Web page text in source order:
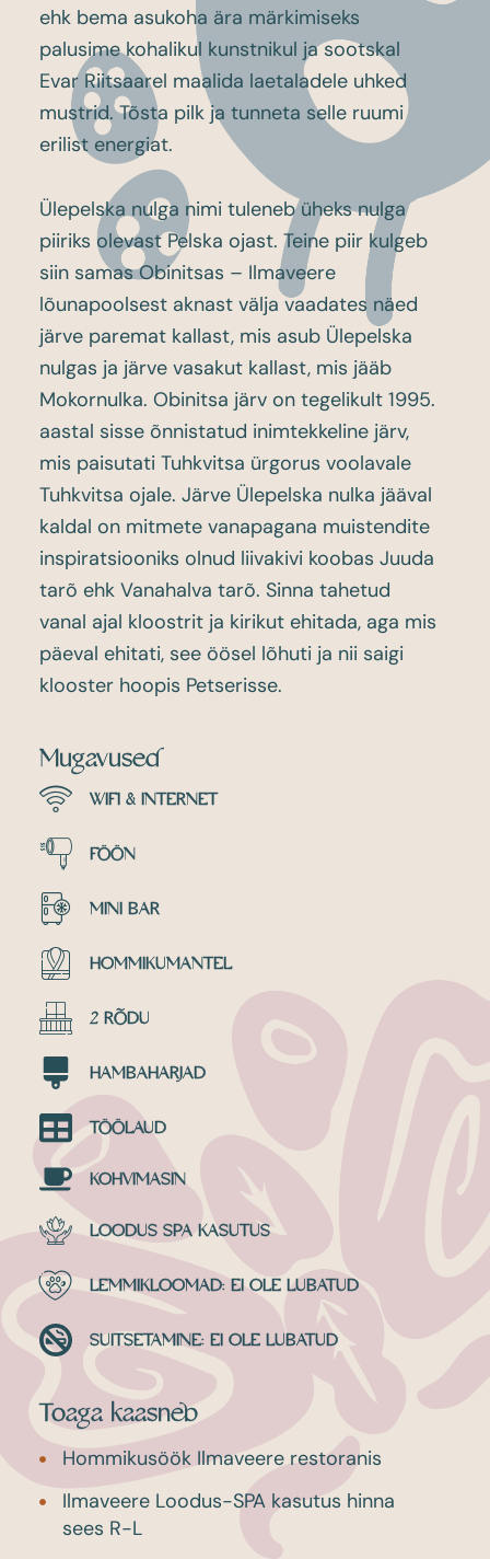
ehk bema asukoha ära märkimiseks
palusime kohalikul kunstnikul ja sootskal
Evar Riitsaarel maalida laetaladele uhked
mustrid. Tõsta pilk ja tunneta selle ruumi
erilist energiat.
Ülepelska nulga nimi tuleneb üheks nulga
piiriks olevast Pelska ojast. Teine piir kulgeb
siin samas Obinitsas – Ilmaveere
lõunapoolsest aknast välja vaadates näed
järve paremat kallast, mis asub Ülepelska
nulgas ja järve vasakut kallast, mis jääb
Mokornulka. Obinitsa järv on tegelikult 1995.
aastal sisse õnnistatud inimtekkeline järv,
mis paisutati Tuhkvitsa ürgorus voolavale
Tuhkvitsa ojale. Järve Ülepelska nulka jääval
kaldal on mitmete vanapagana muistendite
inspiratsiooniks olnud liivakivi koobas Juuda
tarõ ehk Vanahalva tarõ. Sinna tahetud
vanal ajal kloostrit ja kirikut ehitada, aga mis
päeval ehitati, see öösel lõhuti ja nii saigi
klooster hoopis Petserisse.
Mugavused
WIFI & INTERNET
FÖÖN
MINI BAR
HOMMIKUMANTEL
2 RÕDU
HAMBAHARJAD
TÖÖLAUD
KOHVIMASIN
LOODUS SPA KASUTUS
LEMMIKLOOMAD: EI OLE LUBATUD
SUITSETAMINE: EI OLE LUBATUD
Toaga kaasneb
Hommikusöök Ilmaveere restoranis
Ilmaveere Loodus-SPA kasutus hinna
sees R-L